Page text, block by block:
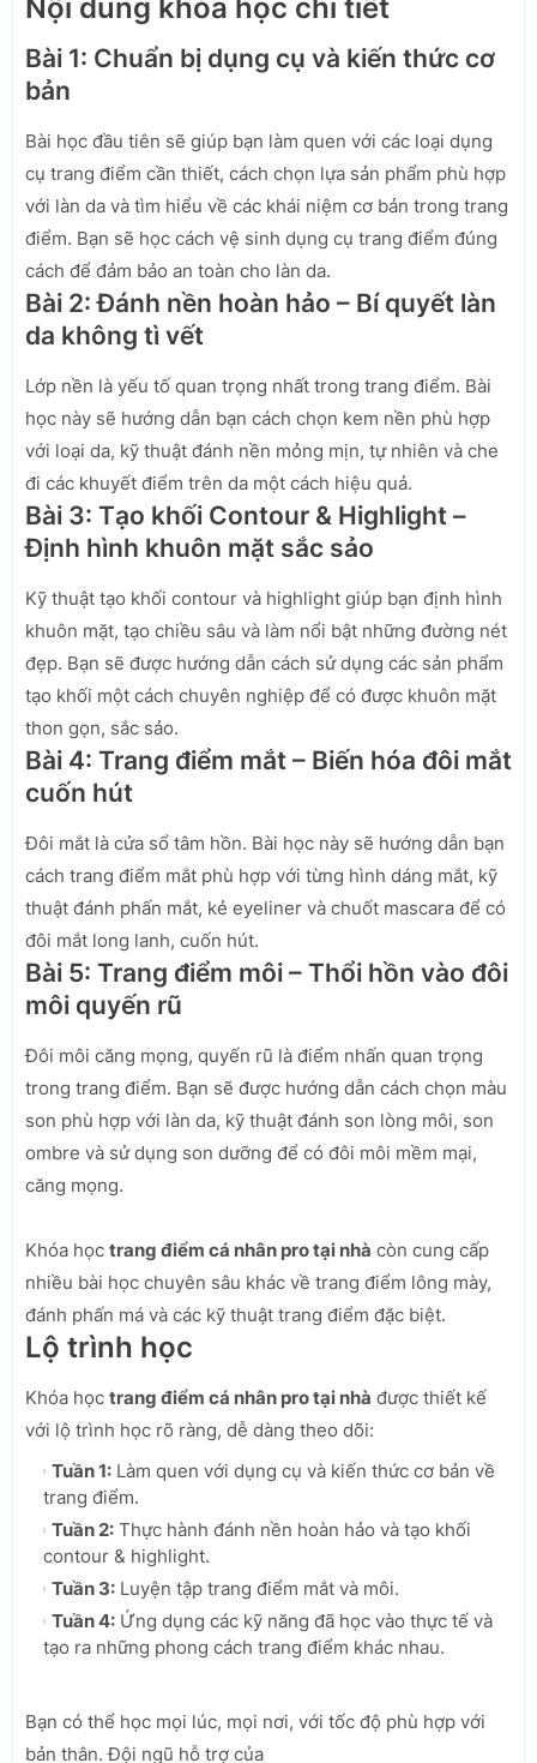
Nội dung khóa học chi tiết
Bài 1: Chuẩn bị dụng cụ và kiến thức cơ
bản
Bài học đầu tiên sẽ giúp bạn làm quen với các loại dụng
cụ trang điểm cần thiết, cách chọn lựa sản phẩm phù hợp
với làn da và tìm hiểu về các khái niệm cơ bản trong trang
điểm. Bạn sẽ học cách vệ sinh dụng cụ trang điểm đúng
cách để đảm bảo an toàn cho làn da.
Bài 2: Đánh nền hoàn hảo – Bí quyết làn
da không tì vết
Lớp nền là yếu tố quan trọng nhất trong trang điểm. Bài
học này sẽ hướng dẫn bạn cách chọn kem nền phù hợp
với loại da, kỹ thuật đánh nền mỏng mịn, tự nhiên và che
đi các khuyết điểm trên da một cách hiệu quả.
Bài 3: Tạo khối Contour & Highlight –
Định hình khuôn mặt sắc sảo
Kỹ thuật tạo khối contour và highlight giúp bạn định hình
khuôn mặt, tạo chiều sâu và làm nổi bật những đường nét
đẹp. Bạn sẽ được hướng dẫn cách sử dụng các sản phẩm
tạo khối một cách chuyên nghiệp để có được khuôn mặt
thon gọn, sắc sảo.
Bài 4: Trang điểm mắt – Biến hóa đôi mắt
cuốn hút
Đôi mắt là cửa sổ tâm hồn. Bài học này sẽ hướng dẫn bạn
cách trang điểm mắt phù hợp với từng hình dáng mắt, kỹ
thuật đánh phấn mắt, kẻ eyeliner và chuốt mascara để có
đôi mắt long lanh, cuốn hút.
Bài 5: Trang điểm môi – Thổi hồn vào đôi
môi quyến rũ
Đôi môi căng mọng, quyến rũ là điểm nhấn quan trọng
trong trang điểm. Bạn sẽ được hướng dẫn cách chọn màu
son phù hợp với làn da, kỹ thuật đánh son lòng môi, son
ombre và sử dụng son dưỡng để có đôi môi mềm mại,
căng mọng.
Khóa học trang điểm cá nhân pro tại nhà còn cung cấp
nhiều bài học chuyên sâu khác về trang điểm lông mày,
đánh phấn má và các kỹ thuật trang điểm đặc biệt.
Lộ trình học
Khóa học trang điểm cá nhân pro tại nhà được thiết kế
với lộ trình học rõ ràng, dễ dàng theo dõi:
Tuần 1: Làm quen với dụng cụ và kiến thức cơ bản về
trang điểm.
Tuần 2: Thực hành đánh nền hoàn hảo và tạo khối
contour & highlight.
Tuần 3: Luyện tập trang điểm mắt và môi.
Tuần 4: Ứng dụng các kỹ năng đã học vào thực tế và
tạo ra những phong cách trang điểm khác nhau.
Bạn có thể học mọi lúc, mọi nơi, với tốc độ phù hợp với
bản thân. Đội ngũ hỗ trợ của